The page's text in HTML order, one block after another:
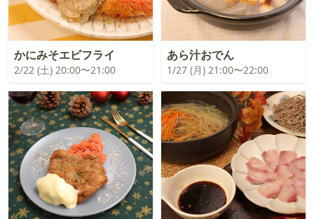
かにみそエビフライ
2/22 (土) 20:00〜21:00
あら汁おでん
1/27 (月) 21:00〜22:00